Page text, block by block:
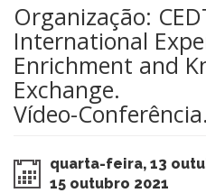
Organização:
International
Enrichment and
Exchange.
Vídeo-Conferência.
quarta-feira, 13
15 outubro 2021